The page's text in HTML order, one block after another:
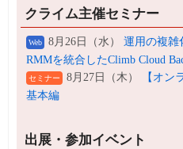
クライム主催セミナー
Web 8月26日（水） 運用の複雑
RMMを統合したClimb Cloud
セミナー 8月27日（木）
【オン
基本編
出展・参加イベント